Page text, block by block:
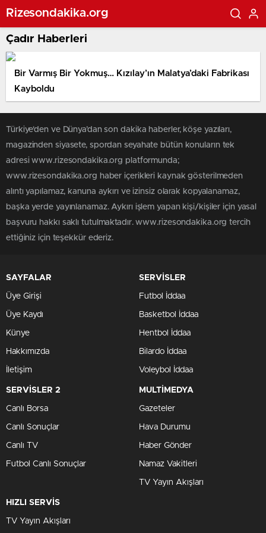
Rizesondakika.org
Çadır Haberleri
Bir Varmış Bir Yokmuş… Kızılay’ın Malatya’daki Fabrikası
Kayboldu
Türkiye'den ve Dünya’dan son dakika haberler, köşe yazıları,
magazinden siyasete, spordan seyahate bütün konuların tek
adresi www.rizesondakika.org platformunda;
www.rizesondakika.org haber içerikleri kaynak gösterilmeden
alıntı yapılamaz, kanuna aykırı ve izinsiz olarak kopyalanamaz,
başka yerde yayınlanamaz. Aykırı işlem yapan kişi/kişiler için yasal
başvuru hakkı saklı tutulmaktadır. www.rizesondakika.org tercih
ettiğiniz için teşekkür ederiz.
SAYFALAR
Üye Girişi
Üye Kaydı
Künye
Hakkımızda
İletişim
SERVİSLER
Futbol İddaa
Basketbol İddaa
Hentbol İddaa
Bilardo İddaa
Voleybol İddaa
SERVİSLER 2
Canlı Borsa
Canlı Sonuçlar
Canlı TV
Futbol Canlı Sonuçlar
MULTİMEDYA
Gazeteler
Hava Durumu
Haber Gönder
Namaz Vakitleri
TV Yayın Akışları
HIZLI SERVİS
TV Yayın Akışları